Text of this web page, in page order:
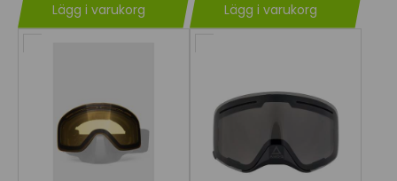
Lägg i varukorg Lägg i varukorg